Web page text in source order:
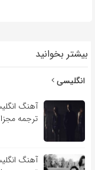
بیشتر بخوانید
انگلیسی
ترجمه مجزا